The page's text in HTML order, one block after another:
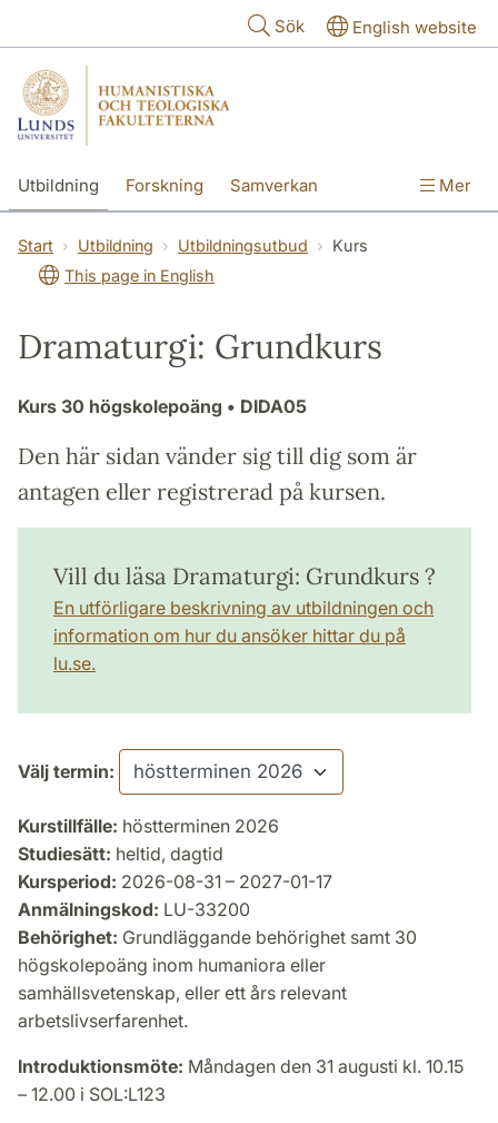
Sök English website
Utbildning Forskning Samverkan Mer
Start Utbildning Utbildningsutbud
Kurs
This page in English
Dramaturgi: Grundkurs
Kurs 30 högskolepoäng • DIDA05
Den här sidan vänder sig till dig som är
antagen eller registrerad på kursen.
Vill du läsa Dramaturgi: Grundkurs ?
En utförligare beskrivning av utbildningen och
information om hur du ansöker hittar du på
lu.se.
Välj termin:
Kurstillfälle: höstterminen 2026
Studiesätt: heltid, dagtid
Kursperiod: 2026-08-31 – 2027-01-17
Anmälningskod: LU-33200
Behörighet: Grundläggande behörighet samt 30
högskolepoäng inom humaniora eller
samhällsvetenskap, eller ett års relevant
arbetslivserfarenhet.
Introduktionsmöte: Måndagen den 31 augusti kl. 10.15
– 12.00 i SOL:L123